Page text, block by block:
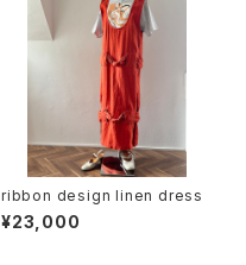
ribbon design linen dress
¥23,000